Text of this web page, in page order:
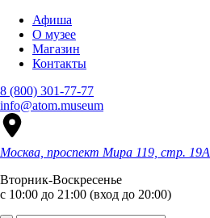
Афиша
О музее
Магазин
Контакты
8 (800) 301-77-77
info@atom.museum
Москва, проспект Мира 119, стр. 19А
Вторник-Воскресенье
с 10:00 до 21:00 (вход до 20:00)